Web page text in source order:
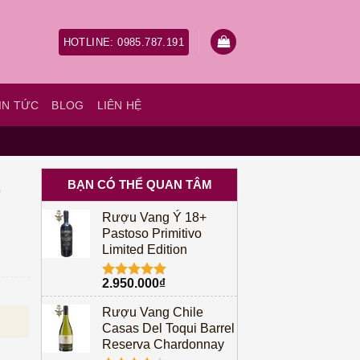
HOTLINE: 0985.787.191
TỨC BLOG LIÊN HỆ
BẠN CÓ THỂ QUAN TÂM
Rượu Vang Ý 18+
Pastoso Primitivo
Limited Edition
Được xếp
hạng5.00
5 sao
2.950.000₫
Rượu Vang Chile
Casas Del Toqui Barrel
Reserva Chardonnay